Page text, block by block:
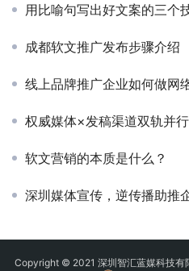
用比喻句写出好文案的三个
成都软文推广发布步骤介绍
线上品牌推广企业如何做网
权威媒体×发稿渠道双轨并行
软文营销的本质是什么？
深圳媒体宣传，逆传播助推
Copyright © 2021 深圳智汇蓝媒科技有